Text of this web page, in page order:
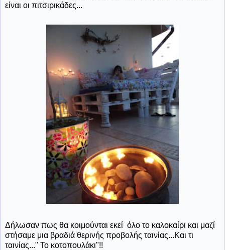
είναι οι πιτσιρικάδες...
Δήλωσαν πως θα κοιμούνται εκεί όλο το καλοκαίρι και μαζί
στήσαμε μια βραδιά θερινής προβολής ταινίας...Και τι
ταινίας..." Το κοτοπουλάκι"!!